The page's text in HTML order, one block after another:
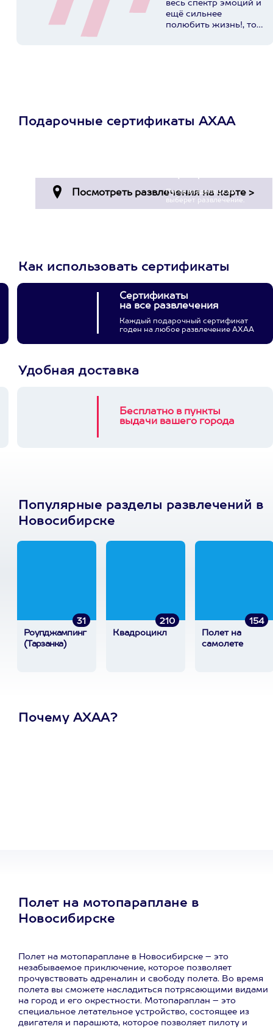
весь спектр эмоций и
ещё сильнее
полюбить жизнь!, то
Подарочные сертификаты АХАА
Пусть владелец сам
выберет развлечение.
Как использовать сертификаты
Сертификаты
на все развлечения
Каждый подарочный сертификат
годен на любое развлечение АХАА
Удобная доставка
Бесплатно в пункты
выдачи вашего города
Популярные разделы развлечений в
Новосибирске
31
Роупджампинг
(Тарзанка)
210
Квадроцикл
154
Полет на
самолете
Почему АХАА?
Полет на мотопараплане в
Новосибирске
Полет на мотопараплане в Новосибирске – это
незабываемое приключение, которое позволяет
прочувствовать адреналин и свободу полета. Во время
полета вы сможете насладиться потрясающими видами
на город и его окрестности. Мотопараплан – это
специальное летательное устройство, состоящее из
двигателя и парашюта, которое позволяет пилоту и